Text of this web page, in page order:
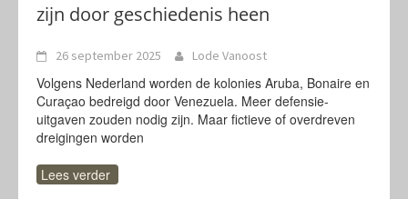
zijn door geschiedenis heen
26 september 2025 Lode Vanoost
Volgens Nederland worden de kolonies Aruba, Bonaire en
Curaçao bedreigd door Venezuela. Meer defensie-
uitgaven zouden nodig zijn. Maar fictieve of overdreven
dreigingen worden
Lees verder